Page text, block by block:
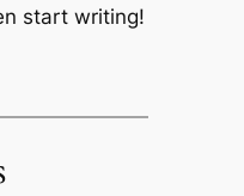
start writing!